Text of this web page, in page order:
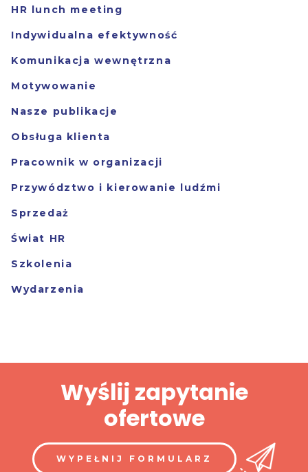
HR lunch meeting
Indywidualna efektywność
Komunikacja wewnętrzna
Motywowanie
Nasze publikacje
Obsługa klienta
Pracownik w organizacji
Przywództwo i kierowanie ludźmi
Sprzedaż
Świat HR
Szkolenia
Wydarzenia
Wyślij zapytanie
ofertowe
WYPEŁNIJ FORMULARZ